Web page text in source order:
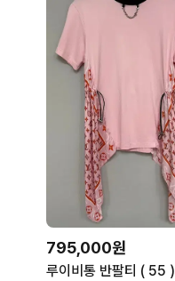
795,000원
루이비통 반팔티 ( 55 )